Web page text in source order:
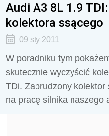
Audi A3 8L 1.9
kolektora ssącego
09 sty 2011
W poradniku tym
skutecznie wyczyścić
TDi. Zabrudzony kolektor
na pracę silnika naszego